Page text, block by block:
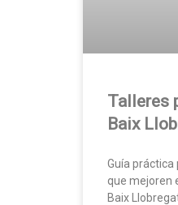
Talleres
Baix
Guía
que mejoren
Baix